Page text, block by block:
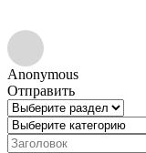
Anonymous
Отправить